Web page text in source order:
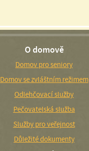
O domově
Domov pro seniory
Domov se zvláštním režimem
Odlehčovací služby
Pečovatelská služba
Služby pro veřejnost
Důležité dokumenty